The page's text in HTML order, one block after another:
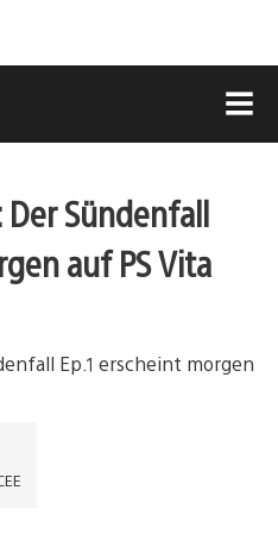
Der Sündenfall
auf PS Vita